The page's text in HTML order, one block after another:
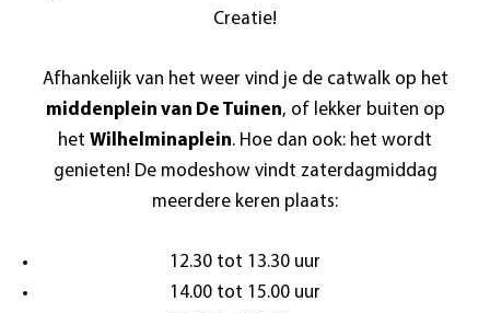
Creatie!
Afhankelijk van het weer vind je de catwalk op het
middenplein van De Tuinen, of lekker buiten op
het Wilhelminaplein. Hoe dan ook: het wordt
genieten! De modeshow vindt zaterdagmiddag
meerdere keren plaats:
12.30 tot 13.30 uur
14.00 tot 15.00 uur